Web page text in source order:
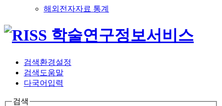
해외전자자료 통계
검색환경설정
검색도움말
다국어입력
검색